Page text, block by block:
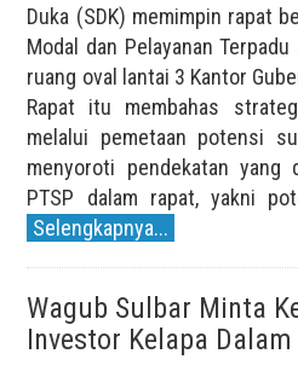
Duka (SDK) memimpin rapat
Modal dan Pelayanan
ruang oval lantai 3 Kantor
Rapat itu membahas
melalui pemetaan potensi
menyoroti pendekatan yang
PTSP dalam rapat, yakni
Selengkapnya...
Wagub Sulbar Minta
Investor Kelapa Dalam